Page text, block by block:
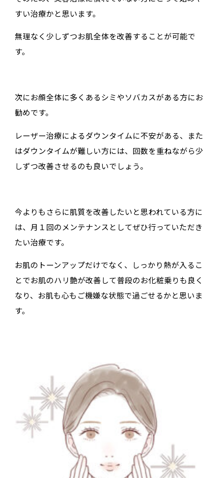
すい治療かと思います。
無理なく少しずつお肌全体を改善することが可能で
す。
次にお顔全体に多くあるシミやソバカスがある方にお
勧めです。
レーザー治療によるダウンタイムに不安がある、また
はダウンタイムが難しい方には、回数を重ねながら少
しずつ改善させるのも良いでしょう。
今よりもさらに肌質を改善したいと思われている方に
は、月１回のメンテナンスとしてぜひ行っていただき
たい治療です。
お肌のトーンアップだけでなく、しっかり熱が入るこ
とでお肌のハリ艶が改善して普段のお化粧乗りも良く
なり、お肌も心もご機嫌な状態で過ごせるかと思いま
す。